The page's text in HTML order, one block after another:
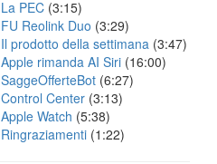
La PEC (3:15)
FU Reolink Duo (3:29)
Il prodotto della settimana (3:47)
Apple rimanda AI Siri (16:00)
SaggeOfferteBot (6:27)
Control Center (3:13)
Apple Watch (5:38)
Ringraziamenti (1:22)